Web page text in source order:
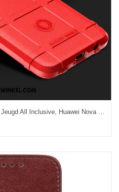
Huawei Nova 3 Hoesje Antislip Jeugd All Inclusive, Huawei Nova 3 Hoesje Nieuw Hoes